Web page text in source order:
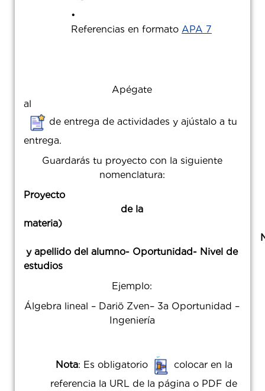
Referencias en formato APA 7
Apégate
de entrega de actividades y ajústalo a tu
Guardarás tu proyecto con la siguiente
nomenclatura:
de la
materia)
y apellido del alumno- Oportunidad- Nivel de
Ejemplo:
Álgebra lineal – Dariö Zven– 3a Oportunidad –
Ingeniería
Nota: Es obligatorio
colocar en la
referencia la URL de la página o PDF de